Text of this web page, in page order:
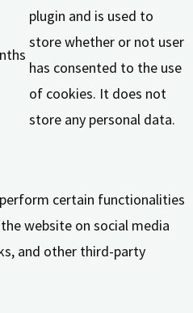
plugin and is used to
store whether or not user
has consented to the use
of cookies. It does not
store any personal data.
certain functionalities
website on social media
and other third-party